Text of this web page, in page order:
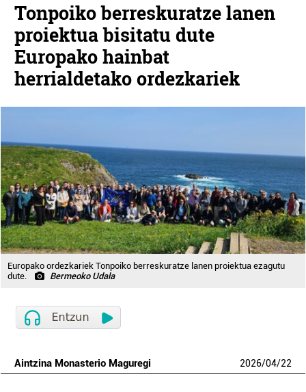
Tonpoiko berreskuratze lanen
proiektua bisitatu dute
Europako hainbat
herrialdetako ordezkariek
Europako ordezkariek Tonpoiko berreskuratze lanen proiektua ezagutu
dute.
Bermeoko Udala
Aintzina Monasterio Maguregi 2026/04/22